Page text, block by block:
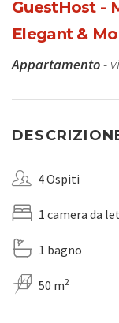
GuestHost -
Elegant &
Appartamento-
4 Ospiti
1 camera da
1 bagno
50 m2